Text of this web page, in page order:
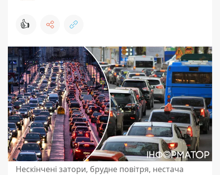
👍
Нескінчені затори, брудне повітря, нестача